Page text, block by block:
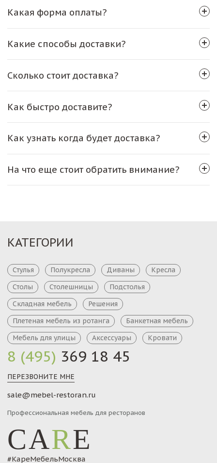
Какая форма оплаты?
Какие способы доставки?
Сколько стоит доставка?
Как быстро доставите?
Как узнать когда будет доставка?
На что еще стоит обратить внимание?
8 (495) 369 18 45
ПЕРЕЗВОНИТЕ МНЕ
sale@mebel-restoran.ru
Профессиональная мебель для ресторанов
CARE
#КареМебельМосква
КАТЕГОРИИ
Стулья Полукресла Диваны
Кресла
Столы
Столешницы
Подстолья
Складная мебель
Решения
Плетеная мебель из ротанга
Банкетная мебель
Мебель для улицы
Аксессуары Кровати